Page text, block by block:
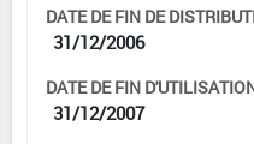
DATE DE FIN DE
31/12/2006
DATE DE FIN
31/12/2007